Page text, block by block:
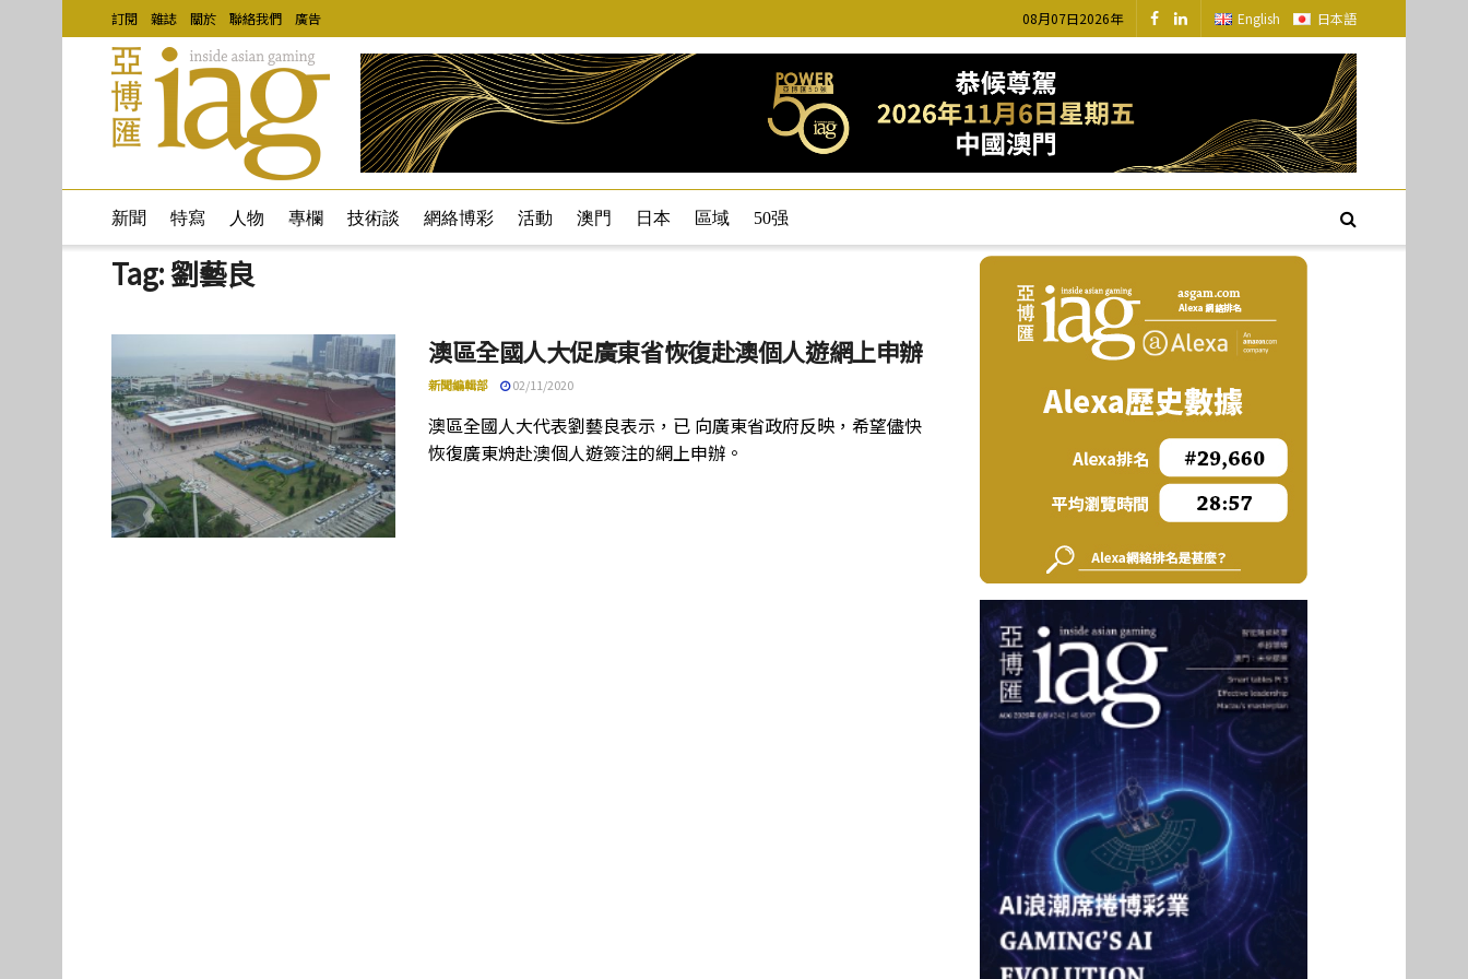
訂閱 雜誌 關於 聯絡我們 廣告 08月07日2026年 English 日本語
新聞 特寫 人物 專欄 技術談 網絡博彩 活動 澳門 日本 區域 50强
Tag:劉藝良
澳區全國人大促廣東省恢復赴澳個人遊網上申辦
新聞編輯部 02/11/2020
澳區全國人大代表劉藝良表示，已 向廣東省政府反映，希望儘快
恢復廣東烐赴澳個人遊簽注的網上申辦。